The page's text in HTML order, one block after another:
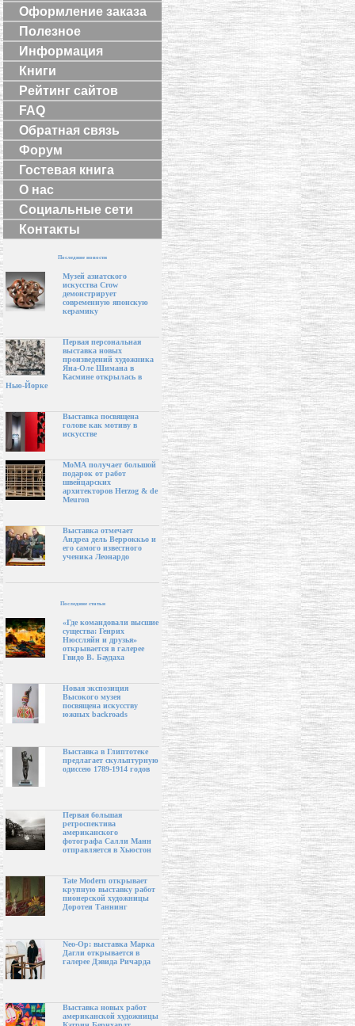
Оформление заказа
Полезное
Информация
Книги
Рейтинг сайтов
FAQ
Обратная связь
Форум
Гостевая книга
О нас
Социальные сети
Контакты
Последние новости
Музей азиатского
искусства Crow
демонстрирует
современную японскую
керамику
Первая персональная
выставка новых
произведений художника
Яна-Оле Шимана в
Касмине открылась в
Нью-Йорке
Выставка посвящена
голове как мотиву в
искусстве
МоМА получает большой
подарок от работ
швейцарских
архитекторов Herzog & de
Meuron
Выставка отмечает
Андреа дель Верроккьо и
его самого известного
ученика Леонардо
Последние статьи
«Где командовали высшие
существа: Генрих
Нюссляйн и друзья»
открывается в галерее
Гвидо В. Баудаха
Новая экспозиция
Высокого музея
посвящена искусству
южных backroads
Выставка в Глиптотеке
предлагает скульптурную
одиссею 1789-1914 годов
Первая большая
ретроспектива
американского
фотографа Салли Манн
отправляется в Хьюстон
Tate Modern открывает
крупную выставку работ
пионерской художницы
Доротеи Таннинг
Neo-Op: выставка Марка
Дагли открывается в
галерее Дэвида Ричарда
Выставка новых работ
американской художницы